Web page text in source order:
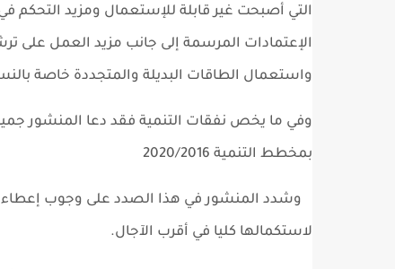
التي أصبحت غير قابلة للإستعمال ومزيد التحكم
الإعتمادات المرسمة إلى جانب مزيد العمل
واستعمال الطاقات البديلة والمتجددة خاصة
وفي ما يخص نفقات التنمية فقد دعا المنشور جميع
بمخطط التنمية 2020/2016
وشدد المنشور في هذا الصدد على وجوب إعطاء
لاستكمالها كليا في أقرب الآجال.